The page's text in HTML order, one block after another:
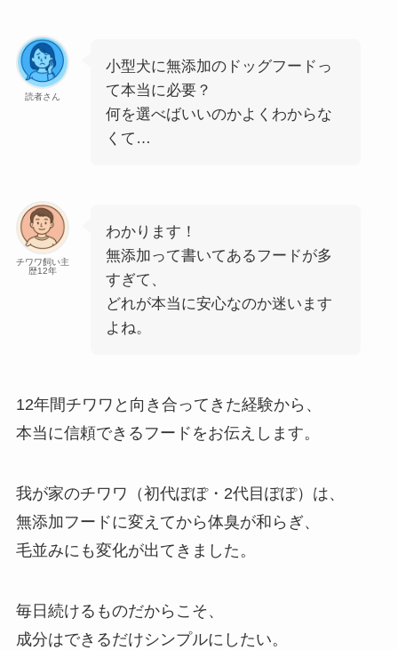
読者さん
小型犬に無添加のドッグフードっ
て本当に必要？
何を選べばいいのかよくわからな
くて…
チワワ飼い主
歴12年
わかります！
無添加って書いてあるフードが多
すぎて、
どれが本当に安心なのか迷います
よね。
12年間チワワと向き合ってきた経験から、
本当に信頼できるフードをお伝えします。
我が家のチワワ（初代ぽぽ・2代目ぽぽ）は、
無添加フードに変えてから体臭が和らぎ、
毛並みにも変化が出てきました。
毎日続けるものだからこそ、
成分はできるだけシンプルにしたい。